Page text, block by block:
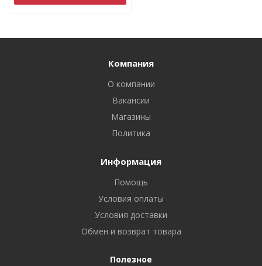
Компания
О компании
Вакансии
Магазины
Политика
Информация
Помощь
Условия оплаты
Условия доставки
Обмен и возврат товара
Полезное